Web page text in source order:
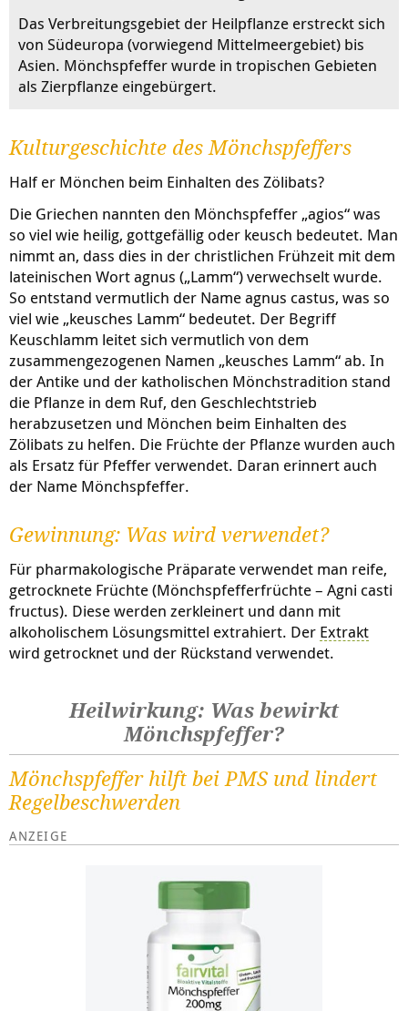
Das Verbreitungsgebiet der Heilpflanze erstreckt sich
von Südeuropa (vorwiegend Mittelmeergebiet) bis
Asien. Mönchspfeffer wurde in tropischen Gebieten
als Zierpflanze eingebürgert.
Kulturgeschichte des Mönchspfeffers
Half er Mönchen beim Einhalten des Zölibats?
Die Griechen nannten den Mönchspfeffer „agios“ was
so viel wie heilig, gottgefällig oder keusch bedeutet. Man
nimmt an, dass dies in der christlichen Frühzeit mit dem
lateinischen Wort agnus („Lamm“) verwechselt wurde.
So entstand vermutlich der Name agnus castus, was so
viel wie „keusches Lamm“ bedeutet. Der Begriff
Keuschlamm leitet sich vermutlich von dem
zusammengezogenen Namen „keusches Lamm“ ab. In
der Antike und der katholischen Mönchstradition stand
die Pflanze in dem Ruf, den Geschlechtstrieb
herabzusetzen und Mönchen beim Einhalten des
Zölibats zu helfen. Die Früchte der Pflanze wurden auch
als Ersatz für Pfeffer verwendet. Daran erinnert auch
der Name Mönchspfeffer.
Gewinnung: Was wird verwendet?
Für pharmakologische Präparate verwendet man reife,
getrocknete Früchte (Mönchspfefferfrüchte – Agni casti
fructus). Diese werden zerkleinert und dann mit
alkoholischem Lösungsmittel extrahiert. Der Extrakt
wird getrocknet und der Rückstand verwendet.
Heilwirkung: Was bewirkt
Mönchspfeffer?
Mönchspfeffer hilft bei PMS und lindert
Regelbeschwerden